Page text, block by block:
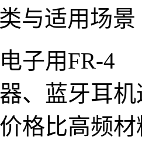
与适用场景
子用FR-4
、蓝牙耳
格比高频